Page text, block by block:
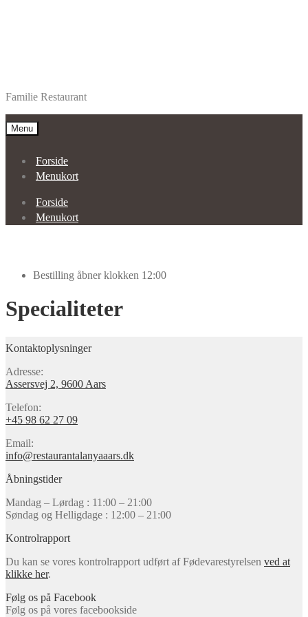
navigation
indhold
Familie Restaurant
Menu
Forside
Menukort
Forside
Menukort
Bestilling åbner klokken 12:00
Specialiteter
Kontaktoplysninger
Adresse:
Assersvej 2, 9600 Aars
Telefon:
+45 98 62 27 09
Email:
info@restaurantalanyaaars.dk
Åbningstider
Mandag – Lørdag : 11:00 – 21:00
Søndag og Helligdage : 12:00 – 21:00
Kontrolrapport
Du kan se vores kontrolrapport udført af Fødevarestyrelsen ved at
klikke her.
Følg os på Facebook
Følg os på vores facebookside